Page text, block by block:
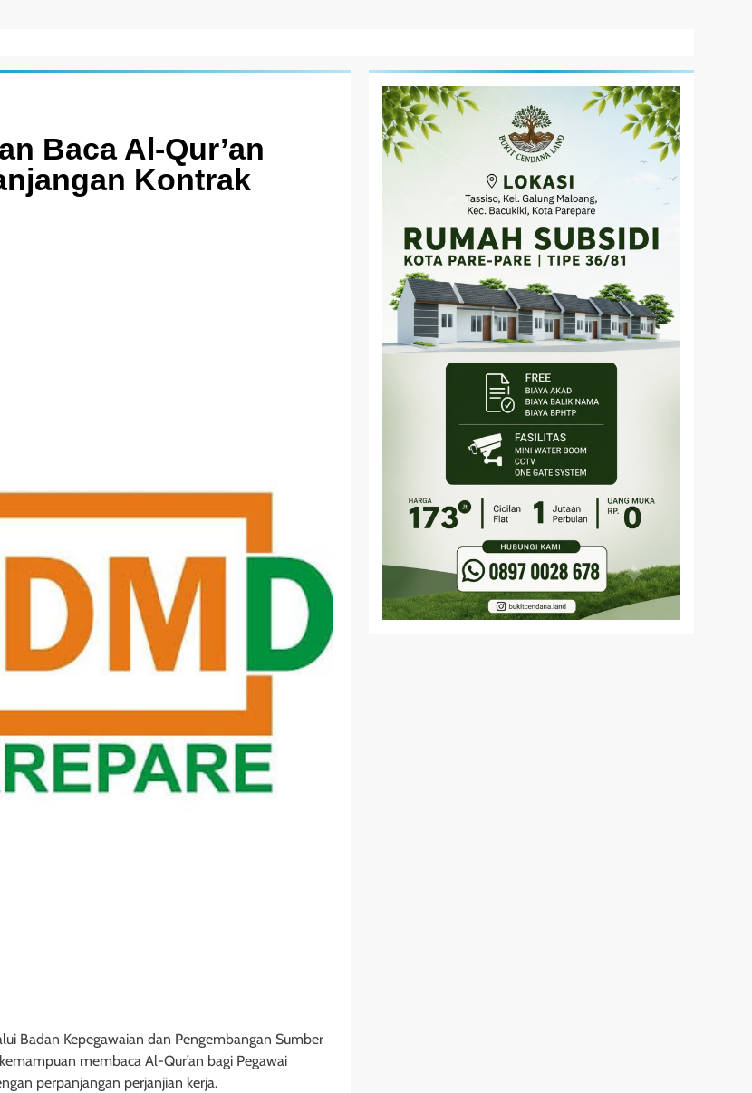
Baca Al-Qur’an
Kontrak
Badan Kepegawaian dan Pengembangan Sumber
membaca Al-Qur’an bagi Pegawai
perpanjangan perjanjian kerja.